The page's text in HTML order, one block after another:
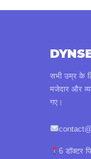
सभी उम्र के
मजेदार और
गए।
6 डॉक्टर